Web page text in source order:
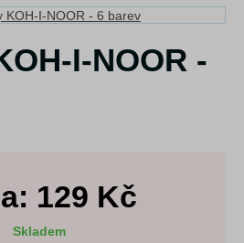
I-NOOR -
129 Kč
Skladem